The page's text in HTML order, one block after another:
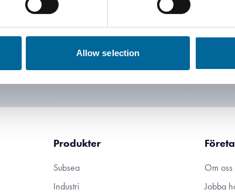
Allow selection
samhälle.
Produkter
Subsea
Industri
Om oss
Jobba